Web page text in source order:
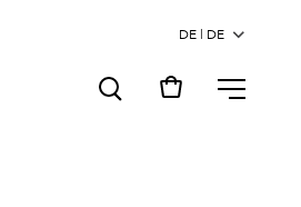
MENU